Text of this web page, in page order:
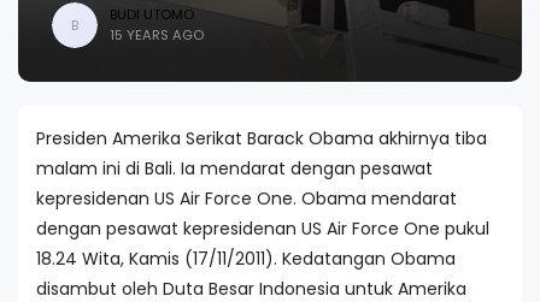
B
BUDI UTOMO
15 YEARS AGO
Presiden Amerika Serikat Barack Obama akhirnya tiba
malam ini di Bali. Ia mendarat dengan pesawat
kepresidenan US Air Force One. Obama mendarat
dengan pesawat kepresidenan US Air Force One pukul
18.24 Wita, Kamis (17/11/2011). Kedatangan Obama
disambut oleh Duta Besar Indonesia untuk Amerika